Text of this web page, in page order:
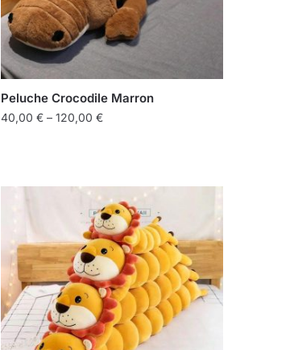
Peluche Crocodile Marron
40,00€ – 120,00€